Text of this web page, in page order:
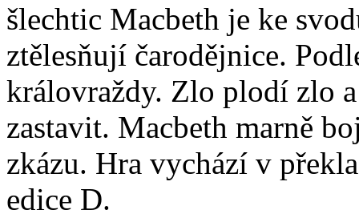
šlechtic Macbeth je ke
ztělesňují čarodějnice.
královraždy. Zlo plodí zlo
zastavit. Macbeth marně
zkázu. Hra vychází v
edice D.